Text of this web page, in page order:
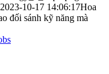
2023-10-17 14:06:17Hoa
đối sánh kỹ năng mà